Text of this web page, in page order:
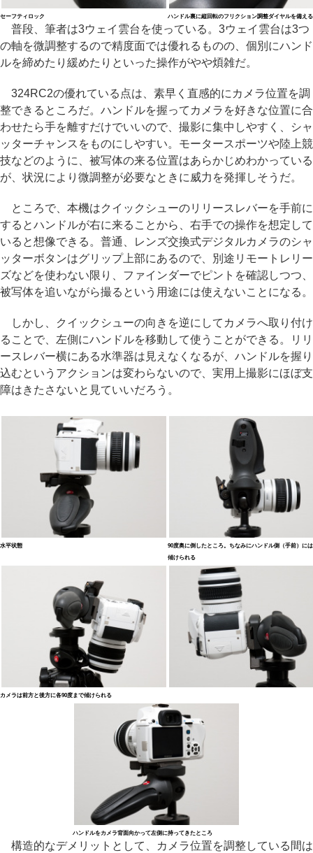
セーフティロック ハンドル裏に縦回転のフリクション調整ダイヤルを備える
普段、筆者は3ウェイ雲台を使っている。3ウェイ雲台は3つ
の軸を微調整するので精度面では優れるものの、個別にハンド
ルを締めたり緩めたりといった操作がやや煩雑だ。
324RC2の優れている点は、素早く直感的にカメラ位置を調
整できるところだ。ハンドルを握ってカメラを好きな位置に合
わせたら手を離すだけでいいので、撮影に集中しやすく、シャ
ッターチャンスをものにしやすい。モータースポーツや陸上競
技などのように、被写体の来る位置はあらかじめわかっている
が、状況により微調整が必要なときに威力を発揮しそうだ。
ところで、本機はクイックシューのリリースレバーを手前に
するとハンドルが右に来ることから、右手での操作を想定して
いると想像できる。普通、レンズ交換式デジタルカメラのシャ
ッターボタンはグリップ上部にあるので、別途リモートレリー
ズなどを使わない限り、ファインダーでピントを確認しつつ、
被写体を追いながら撮るという用途には使えないことになる。
しかし、クイックシューの向きを逆にしてカメラへ取り付け
ることで、左側にハンドルを移動して使うことができる。リリ
ースレバー横にある水準器は見えなくなるが、ハンドルを握り
込むというアクションは変わらないので、実用上撮影にほぼ支
障はきたさないと見ていいだろう。
水平状態
90度奥に倒したところ。ちなみにハンドル側（手前）に
傾けられる
カメラは前方と後方に各90度まで傾けられる
ハンドルをカメラ背面向かって左側に持ってきたところ
構造的なデメリットとして、カメラ位置を調整している間は